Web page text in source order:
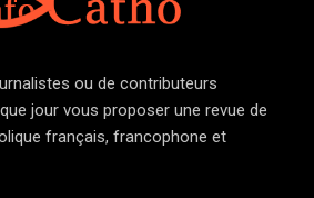
ou de contributeurs
jour vous proposer une revue de
français, francophone et